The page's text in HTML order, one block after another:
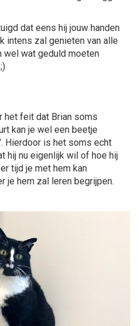
dat eens hij jouw handen
intens zal genieten van alle
wat geduld moeten
het feit dat Brian soms
kan je wel een beetje
Hierdoor is het soms echt
hij nu eigenlijk wil of hoe hij
tijd je met hem kan
je hem zal leren begrijpen.